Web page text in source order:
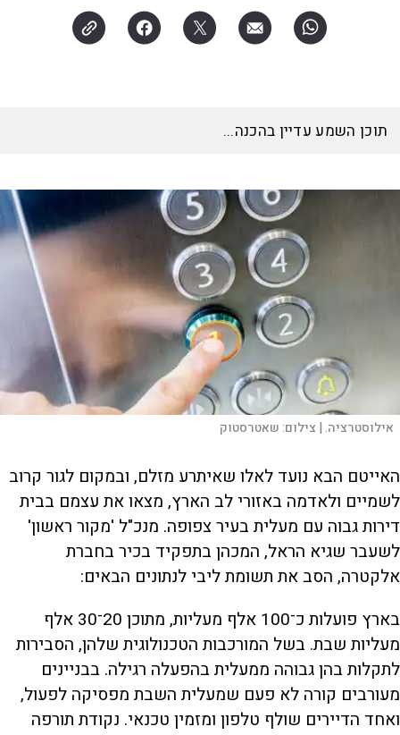
תוכן השמע עדיין בהכנה...
אילוסטרציה. | צילום:שאטרסטוק
האייטם הבא נועד לאלו שאיתרע מזלם, ובמקום לגור קרוב
לשמיים ולאדמה באזורי לב הארץ, מצאו את עצמם בבית
דירות גבוה עם מעלית בעיר צפופה. מנכ"ל 'מקור ראשון'
לשעבר שגיא הראל, המכהן בתפקיד בכיר בחברת
אלקטרה, הסב את תשומת ליבי לנתונים הבאים:
בארץ פועלות כ־100 אלף מעליות, מתוכן 20־30 אלף
מעליות שבת. בשל המורכבות הטכנולוגית שלהן, הסבירות
לתקלות בהן גבוהה ממעלית בהפעלה רגילה. בבניינים
מעורבים קורה לא פעם שמעלית השבת מפסיקה לפעול,
ואחד הדיירים שולף טלפון ומזמין טכנאי. נקודת תורפה